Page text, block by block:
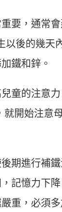
要，通常
以後的幾天
鐵和鋅。
童的注意
就開始注意
期進行補
記憶力下
重，必須